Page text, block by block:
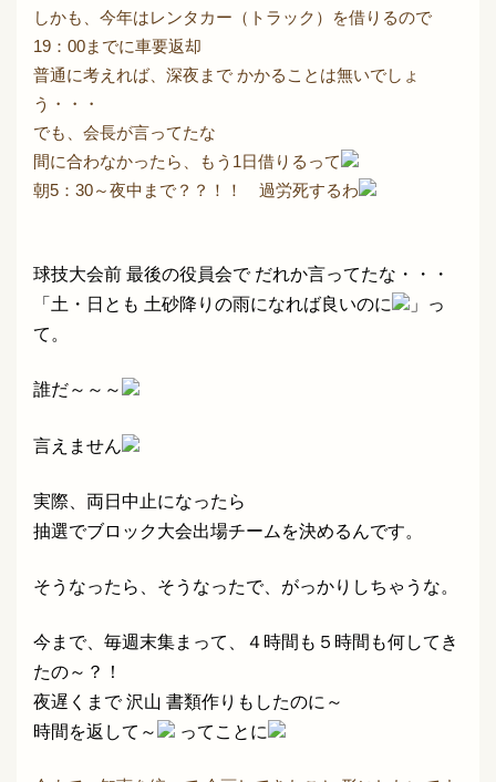
しかも、今年はレンタカー（トラック）を借りるので
19：00までに車要返却
普通に考えれば、深夜まで かかることは無いでしょ
う・・・
でも、会長が言ってたな
間に合わなかったら、もう1日借りるって
朝5：30～夜中まで？？！！ 過労死するわ
球技大会前 最後の役員会で だれか言ってたな・・・
「土・日とも 土砂降りの雨になれば良いのに
」っ
て。
誰だ～～～
言えません
実際、両日中止になったら
抽選でブロック大会出場チームを決めるんです。
そうなったら、そうなったで、がっかりしちゃうな。
今まで、毎週末集まって、４時間も５時間も何してき
たの～？！
夜遅くまで 沢山 書類作りもしたのに～
時間を返して～
ってことに